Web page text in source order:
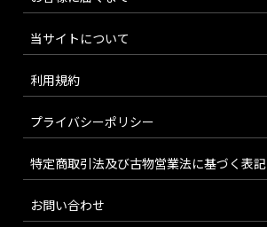
当サイトについて
利用規約
プライバシーポリシー
特定商取引法及び古物営業法に基づく表記
お問い合わせ